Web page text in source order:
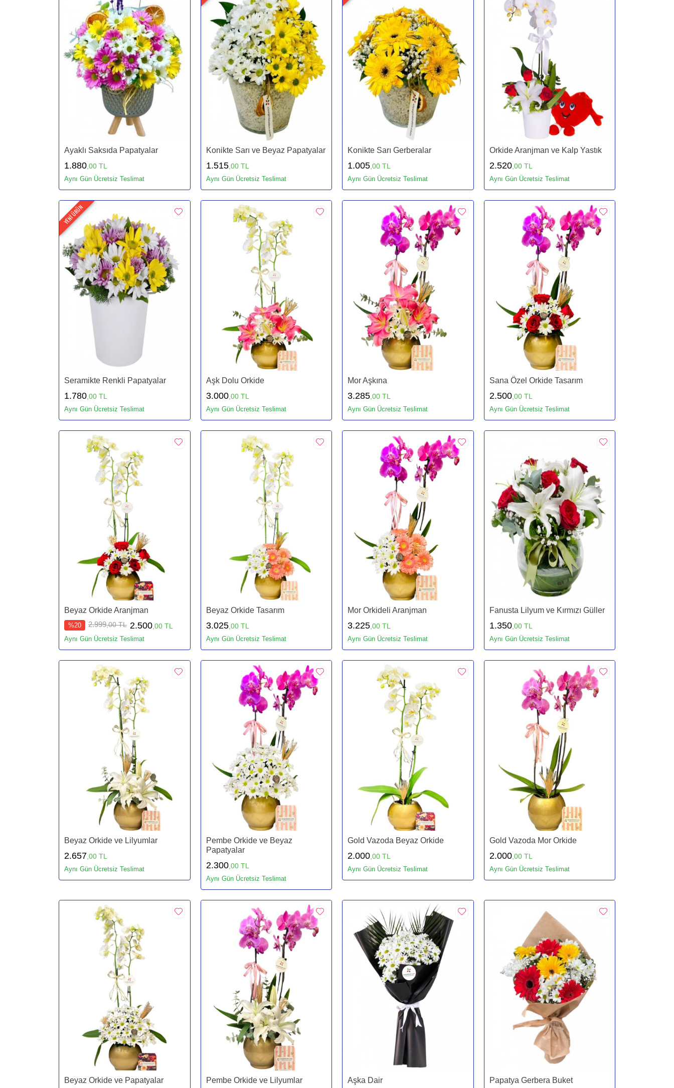
Ayaklı Saksıda Papatyalar
1.880 ,00 TL
Aynı Gün Ücretsiz Teslimat
Konikte Sarı ve Beyaz Papatyalar
1.515,00 TL
Aynı Gün Ücretsiz Teslimat
Konikte Sarı Gerberalar
1.005 ,00 TL
Aynı Gün Ücretsiz Teslimat
Orkide Aranjman ve Kalp Yastık
2.520,00 TL
Aynı Gün Ücretsiz Teslimat
YENİ ÜRÜN
Seramikte Renkli Papatyalar
1.780 ,00 TL
Aynı Gün Ücretsiz Teslimat
Aşk Dolu Orkide
3.000,00 TL
Aynı Gün Ücretsiz Teslimat
Mor Aşkına
3.285 ,00 TL
Aynı Gün Ücretsiz Teslimat
Sana Özel Orkide Tasarım
2.500,00 TL
Aynı Gün Ücretsiz Teslimat
Beyaz Orkide Aranjman
%20 2.999,00 TL 2.500,00 TL
Aynı Gün Ücretsiz Teslimat
Beyaz Orkide Tasarım
3.025,00 TL
Aynı Gün Ücretsiz Teslimat
Mor Orkideli Aranjman
3.225,00 TL
Aynı Gün Ücretsiz Teslimat
Fanusta Lilyum ve Kırmızı Güller
1.350,00 TL
Aynı Gün Ücretsiz Teslimat
Beyaz Orkide ve Lilyumlar
2.657 ,00 TL
Aynı Gün Ücretsiz Teslimat
Pembe Orkide ve Beyaz
Papatyalar
2.300,00 TL
Aynı Gün Ücretsiz Teslimat
Gold Vazoda Beyaz Orkide
2.000 ,00 TL
Aynı Gün Ücretsiz Teslimat
Gold Vazoda Mor Orkide
2.000,00 TL
Aynı Gün Ücretsiz Teslimat
Beyaz Orkide ve Papatyalar Pembe Orkide ve Lilyumlar Aşka Dair Papatya Gerbera Buket